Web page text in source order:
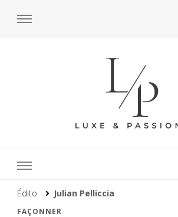
Édito Julian Pelliccia
FAÇONNER